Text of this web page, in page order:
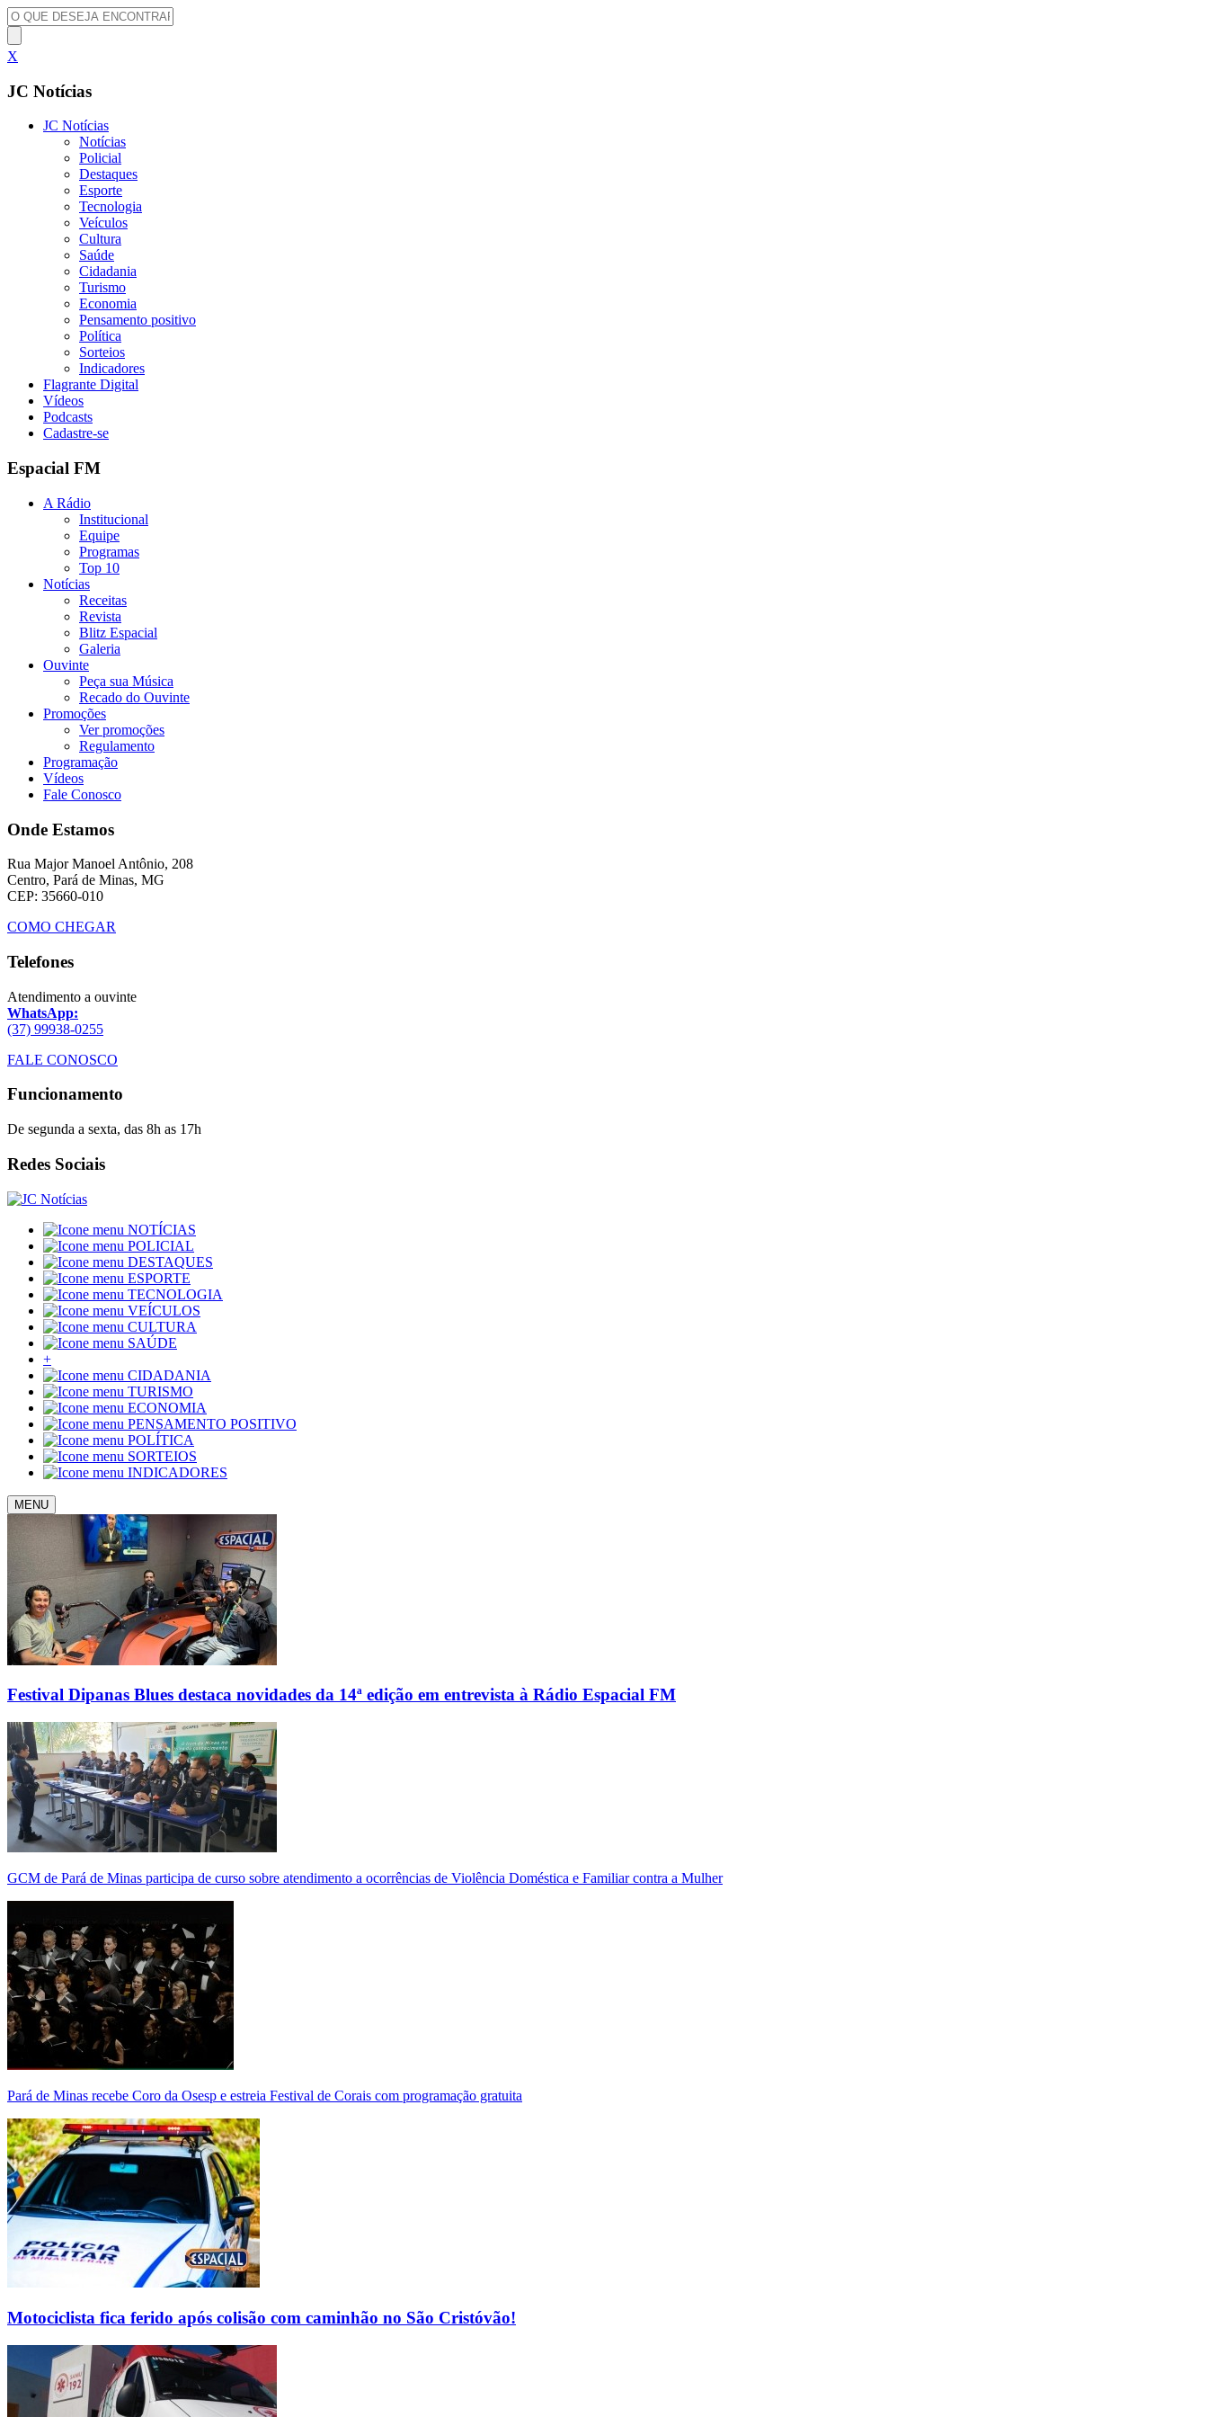
X
JC Notícias
JC Notícias
Notícias
Policial
Destaques
Esporte
Tecnologia
Veículos
Cultura
Saúde
Cidadania
Turismo
Economia
Pensamento positivo
Política
Sorteios
Indicadores
Flagrante Digital
Vídeos
Podcasts
Cadastre-se
Espacial FM
A Rádio
Institucional
Equipe
Programas
Top 10
Notícias
Receitas
Revista
Blitz Espacial
Galeria
Ouvinte
Peça sua Música
Recado do Ouvinte
Promoções
Ver promoções
Regulamento
Programação
Vídeos
Fale Conosco
Onde Estamos
Rua Major Manoel Antônio, 208
Centro, Pará de Minas, MG
CEP: 35660-010
COMO CHEGAR
Telefones
Atendimento a ouvinte
WhatsApp:
(37) 99938-0255
FALE CONOSCO
Funcionamento
De segunda a sexta, das 8h as 17h
Redes Sociais
NOTÍCIAS
POLICIAL
DESTAQUES
ESPORTE
TECNOLOGIA
VEÍCULOS
CULTURA
SAÚDE
+
CIDADANIA
TURISMO
ECONOMIA
PENSAMENTO POSITIVO
POLÍTICA
SORTEIOS
INDICADORES
MENU
Festival Dipanas Blues destaca novidades da 14ª edição em entrevista à Rádio Espacial FM
GCM de Pará de Minas participa de curso sobre atendimento a ocorrências de Violência Doméstica e Familiar contra a Mulher
Pará de Minas recebe Coro da Osesp e estreia Festival de Corais com programação gratuita
Motociclista fica ferido após colisão com caminhão no São Cristóvão!